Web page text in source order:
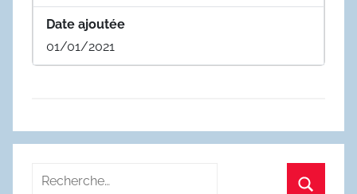
Date ajoutée
01/01/2021
Recherche